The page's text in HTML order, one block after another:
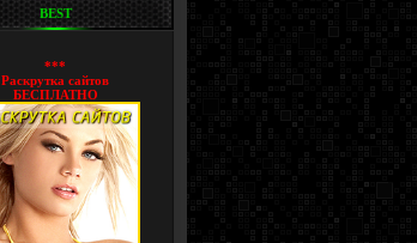
BEST
***
Раскрутка сайтов
БЕСПЛАТНО